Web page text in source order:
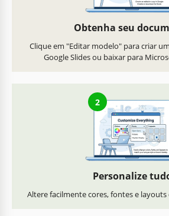
Obtenha seu
Clique em "Editar modelo" para criar
Google Slides ou baixar para
2
Personalize
Altere facilmente cores, fontes e